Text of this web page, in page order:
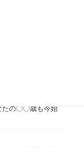
の〇〇歳も今始